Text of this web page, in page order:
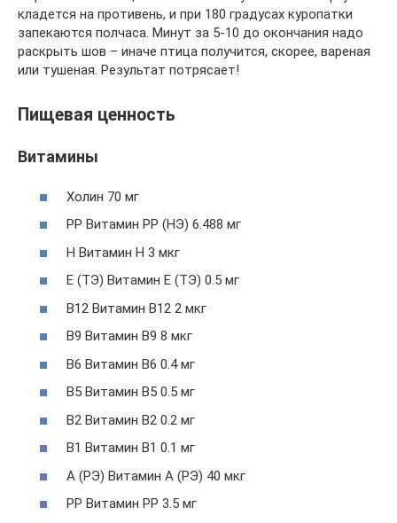
кладется на противень, и при 180 градусах куропатки
запекаются полчаса. Минут за 5-10 до окончания надо
раскрыть шов – иначе птица получится, скорее, вареная
или тушеная. Результат потрясает!
Пищевая ценность
Витамины
Холин 70 мг
PP Витамин PP (НЭ) 6.488 мг
Н Витамин Н 3 мкг
Е (ТЭ) Витамин Е (ТЭ) 0.5 мг
B12 Витамин В12 2 мкг
В9 Витамин В9 8 мкг
В6 Витамин В6 0.4 мг
В5 Витамин В5 0.5 мг
В2 Витамин В2 0.2 мг
В1 Витамин В1 0.1 мг
А (РЭ) Витамин А (РЭ) 40 мкг
PP Витамин PP 3.5 мг